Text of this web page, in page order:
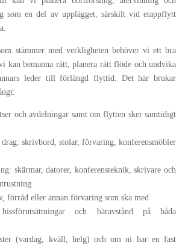
som en del av upplägget, särskilt vid etappflytt
stämmer med verkligheten behöver vi ett bra
kan bemanna rätt, planera rätt flöde och undvika
leder till förlängd flyttid. Det här brukar
och avdelningar samt om flytten sker samtidigt
skrivbord, stolar, förvaring, konferensmöbler
skärmar, datorer, konferensteknik, skrivare och
förråd eller annan förvaring som ska med
hissförutsättningar och bäravstånd på båda
(vardag, kväll, helg) och om ni har en fast